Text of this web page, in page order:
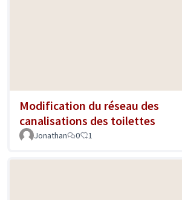
Modification du réseau des
canalisations des toilettes
Jonathan 0 1